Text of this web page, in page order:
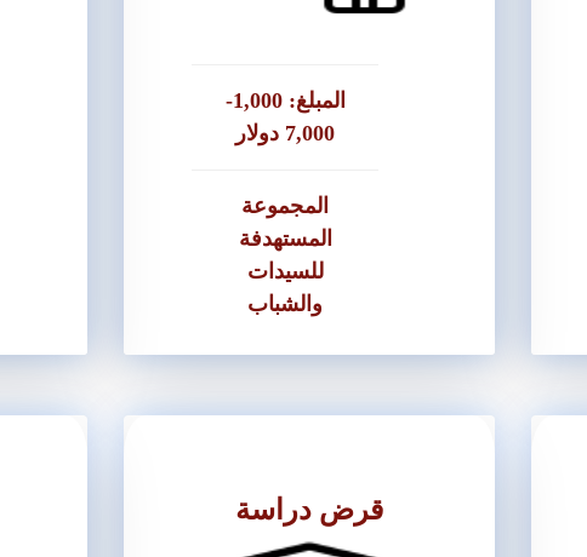
المبلغ: 1,000-
7,000 دولار
المجموعة
المستهدفة
للسيدات
والشباب
تقديم
قرض دراسة